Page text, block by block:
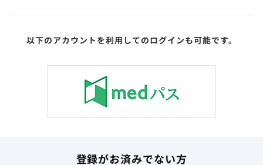
以下のアカウントを利用してのログインも可能です。
登録がお済みでない方